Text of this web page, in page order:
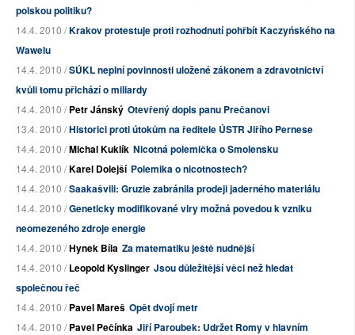
polskou politiku?
14.4. 2010 /Krakov protestuje proti rozhodnutí pohřbít Kaczyńského na
Wawelu
14.4. 2010 /SÚKL neplní povinnosti uložené zákonem a zdravotnictví
kvůli tomu přichází o miliardy
14.4. 2010 /Petr Jánský Otevřený dopis panu Prečanovi
13.4. 2010 /Historici proti útokům na ředitele ÚSTR Jiřího Pernese
14.4. 2010 /Michal Kuklík Nicotná polemička o Smolensku
14.4. 2010 /Karel Dolejší Polemika o nicotnostech?
14.4. 2010 /Saakašvili: Gruzie zabránila prodeji jaderného materiálu
14.4. 2010 /Geneticky modifikované viry možná povedou k vzniku
neomezeného zdroje energie
14.4. 2010 /Hynek Bíla Za matematiku ještě nudnější
14.4. 2010 /Leopold Kyslinger Jsou důležitější věci než hledat
společnou řeč
14.4. 2010 /Pavel Mareš Opět dvojí metr
14.4. 2010 /Pavel Pečínka Jiří Paroubek: Udržet Romy v hlavním